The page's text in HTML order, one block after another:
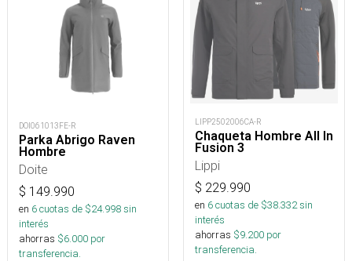
DOI061013FE-R
Parka Abrigo Raven
Hombre
Doite
$ 149.990
en 6cuotas de $24.998sin
interés
ahorras $6.000 por
transferencia.
LIPP2502006CA-R
Chaqueta Hombre All In
Fusion 3
Lippi
$ 229.990
en 6cuotas de $38.332sin
interés
ahorras $9.200 por
transferencia.